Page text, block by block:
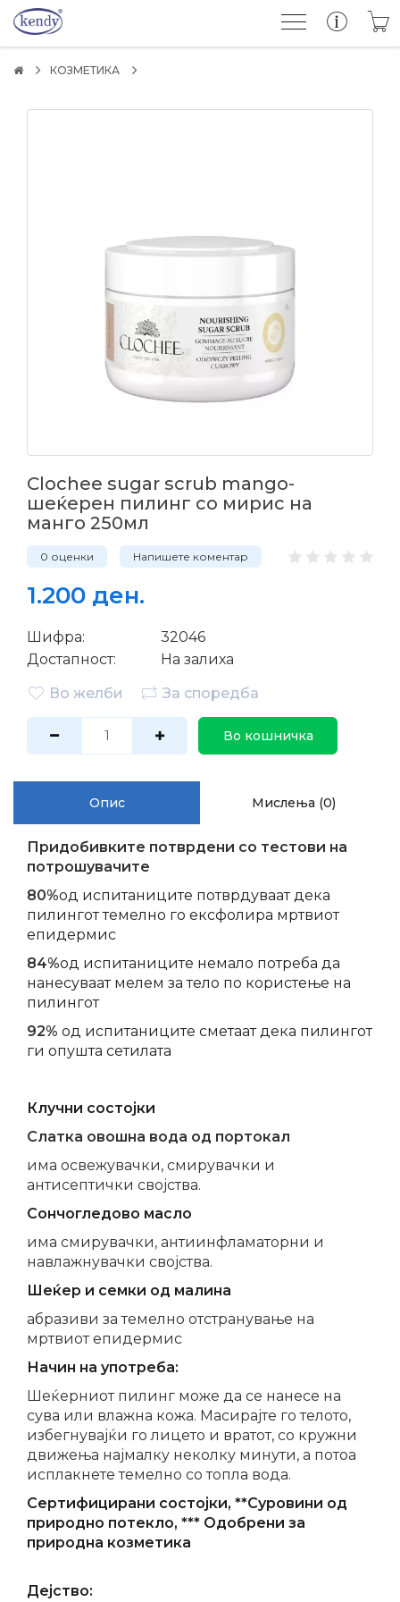
КОЗМЕТИКА
Clochee sugar scrub mango-
шеќерен пилинг со мирис на
манго 250мл
0 оценки Напишете коментар
1.200 ден.
Шифра:
32046
Достапност:
На залиха
Во желби
За споредба
Во кошничка
Опис Мислења (0)
Придобивките потврдени со тестови на
потрошувачите
80%од испитаниците потврдуваат дека
пилингот темелно го ексфолира мртвиот
епидермис
84%од испитаниците немало потреба да
нанесуваат мелем за тело по користење на
пилингот
92% од испитаниците сметаат дека пилингот
ги опушта сетилата
Клучни состојки
Слатка овошна вода од портокал
има освежувачки, смирувачки и
антисептички својства.
Сончогледово масло
има смирувачки, антиинфламаторни и
навлажнувачки својства.
Шеќер и семки од малина
абразиви за темелно отстранување на
мртвиот епидермис
Начин на употреба:
Шеќерниот пилинг може да се нанесе на
сува или влажна кожа. Масирајте го телото,
избегнувајќи го лицето и вратот, со кружни
движења најмалку неколку минути, а потоа
исплакнете темелно со топла вода.
Сертифицирани состојки, **Суровини од
природно потекло, *** Одобрени за
природна козметика
Дејство: